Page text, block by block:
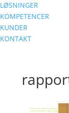
LØSNINGER
KOMPETENCER
KUNDER
KONTAKT